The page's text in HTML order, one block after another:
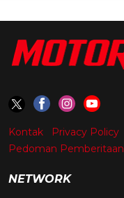
Kontak Privacy Policy
Pedoman Pemberitaan
NETWORK